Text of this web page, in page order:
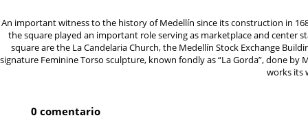
An important witness to the history of Medellín since its construction in
the square played an important role serving as marketplace and center
square are the La Candelaria Church, the Medellín Stock Exchange
signature Feminine Torso sculpture, known fondly as “La Gorda”, done
works its
0 comentario